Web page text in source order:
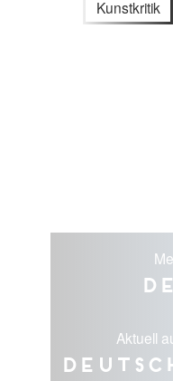
Kunstkritik
Aktuell